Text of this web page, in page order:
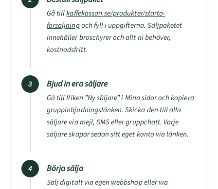
Gå tillkaffekassan.se/produkter/starta-
forsaljningoch fyll i uppgifterna. Säljpaketet
innehåller broschyrer och allt ni behöver,
kostnadsfritt.
3 Bjud in era säljare
Gå till fliken ”Ny säljare” i Mina sidor och kopiera
gruppinbjudningslänken. Skicka den till alla
säljare via mejl, SMS eller gruppchatt. Varje
säljare skapar sedan sitt eget konto via länken.
4 Börja sälja
Sälj digitalt via egen webbshop eller via